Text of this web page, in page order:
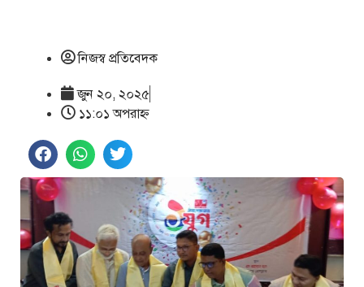
নিজস্ব প্রতিবেদক
জুন ২০, ২০২৫
১১:০১ অপরাহ্ণ